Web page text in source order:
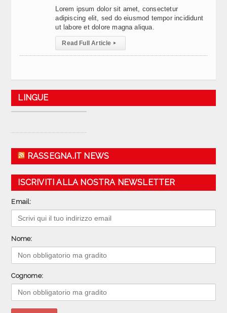
Lorem ipsum dolor sit amet, consectetur
adipiscing elit, sed do eiusmod tempor incididunt
ut labore et dolore magna aliqua.
Read Full Article ▸
LINGUE
RASSEGNA.IT NEWS
ISCRIVITI ALLA NOSTRA NEWSLETTER
Email:
Nome:
Cognome: